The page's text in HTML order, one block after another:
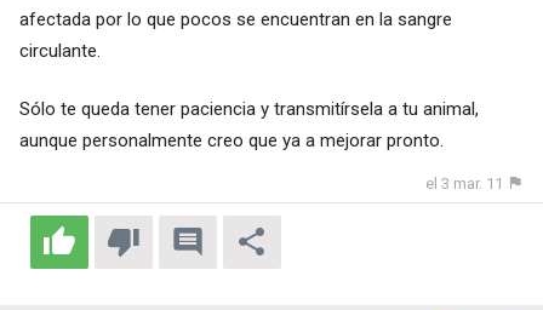
afectada por lo que pocos se encuentran en la sangre
circulante.
Sólo te queda tener paciencia y transmitírsela a tu animal,
aunque personalmente creo que ya a mejorar pronto.
el 3 mar. 11